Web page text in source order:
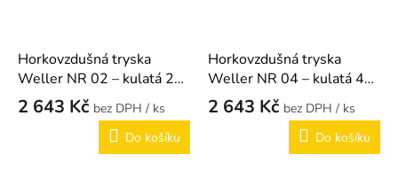
Horkovzdušná tryska
Weller NR 02 – kulatá 2
mm
2 643 Kč
/ ks
Do košíku
Horkovzdušná tryska
Weller NR 04 – kulatá 4
mm
2 643 Kč
/ ks
Do košíku